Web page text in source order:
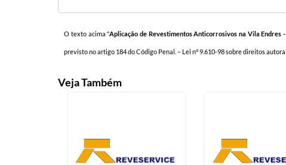
O texto acima "Aplicação de Revestimentos Anticorrosivos na Vila Endres
previsto no artigo 184 do Código Penal. – Lei n° 9.610-98 sobre direitos
Veja Também